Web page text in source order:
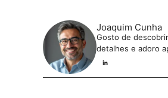
Joaquim Cunha
Gosto de
detalhes e adoro